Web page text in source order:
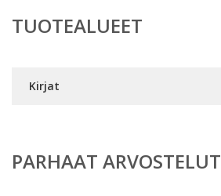
TUOTEALUEET
Kirjat
PARHAAT ARVOSTELUT